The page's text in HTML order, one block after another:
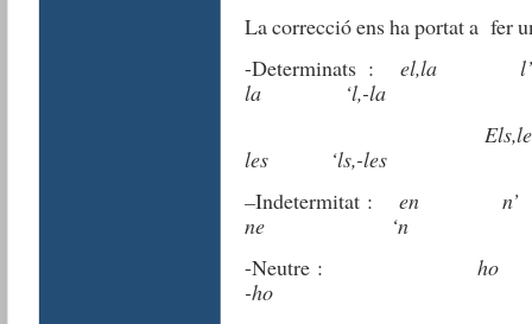
La correcció ens ha portat a fer
-Determinats :
la ‘l,-la
Els,les
les ‘ls,-les
–Indetermitat : en
ne ‘n
-Neutre :
-ho